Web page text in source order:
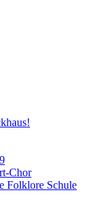
Chor
Folklore Schule